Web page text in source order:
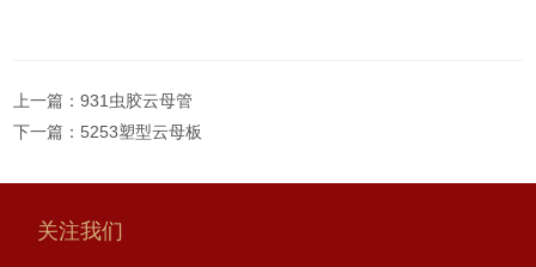
上一篇：931虫胶云母管
下一篇：5253塑型云母板
关注我们